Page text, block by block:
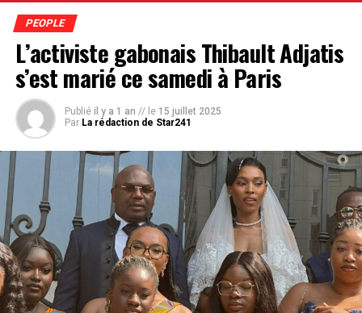
PEOPLE
L’activiste gabonais Thibault Adjatis
s’est marié ce samedi à Paris
Publié il y a 1 an // le 15 juillet 2025
Par La rédaction de Star241